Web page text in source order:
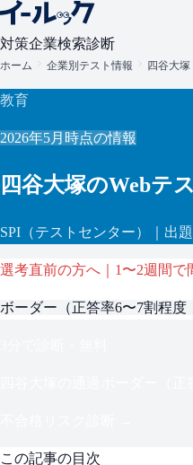
対策企業検索診断
ホーム 企業別テスト情報 四谷大塚
教育
2026年5月 時点の情報
四谷大塚のWebテ
SPI （テストセンター） ｜出
選考直前の方へ｜1〜2週間で
ボーダー（正答率6〜7割程度
この記事の目次